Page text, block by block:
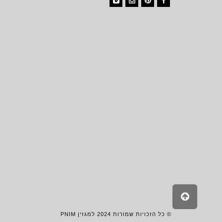
© כל הזכויות שמורות 2024 למגזין PNIM
גלילה
לראש
העמוד